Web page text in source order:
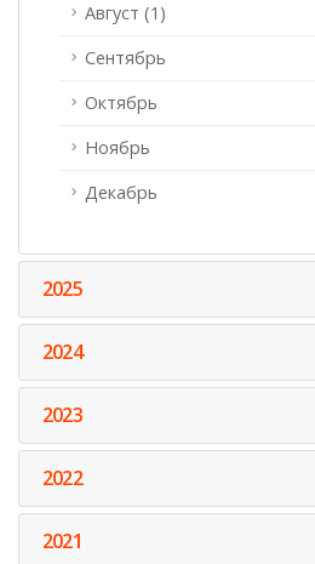
Август (1)
Сентябрь
Октябрь
Ноябрь
Декабрь
2025
2024
2023
2022
2021